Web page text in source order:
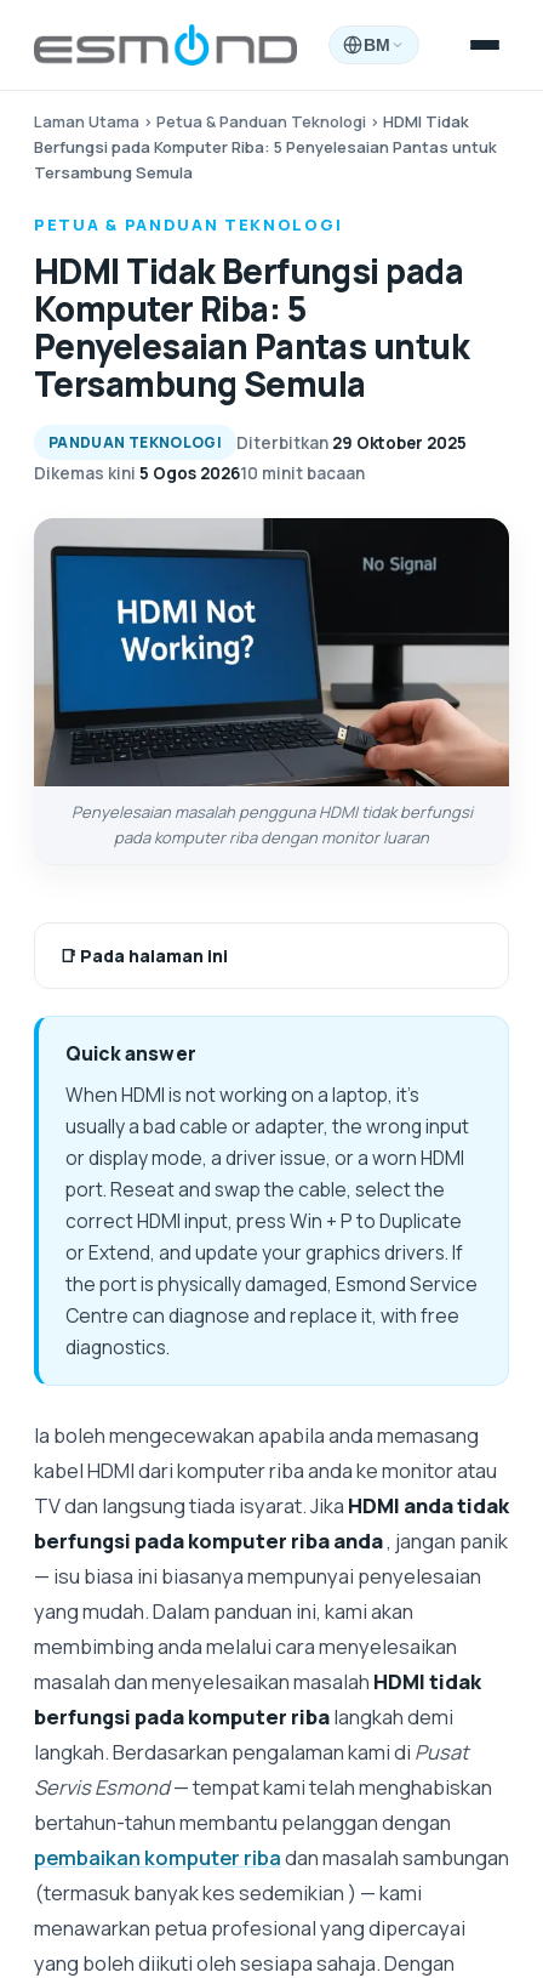
BM
Laman Utama › Petua & Panduan Teknologi › HDMI Tidak
Berfungsi pada Komputer Riba: 5 Penyelesaian Pantas untuk
Tersambung Semula
PETUA & PANDUAN TEKNOLOGI
HDMI Tidak Berfungsi pada
Komputer Riba: 5
Penyelesaian Pantas untuk
Tersambung Semula
PANDUAN TEKNOLOGI Diterbitkan 29 Oktober 2025
Dikemas kini 5 Ogos 202610 minit bacaan
Penyelesaian masalah pengguna HDMI tidak berfungsi
pada komputer riba dengan monitor luaran
📑 Pada halaman ini
Quick answer
When HDMI is not working on a laptop, it's
usually a bad cable or adapter, the wrong input
or display mode, a driver issue, or a worn HDMI
port. Reseat and swap the cable, select the
correct HDMI input, press Win + P to Duplicate
or Extend, and update your graphics drivers. If
the port is physically damaged, Esmond Service
Centre can diagnose and replace it, with free
diagnostics.
Ia boleh mengecewakan apabila anda memasang
kabel HDMI dari komputer riba anda ke monitor atau
TV dan langsung tiada isyarat. Jika HDMI anda tidak
berfungsi pada komputer riba anda, jangan panik
— isu biasa ini biasanya mempunyai penyelesaian
yang mudah. ​​Dalam panduan ini, kami akan
membimbing anda melalui cara menyelesaikan
masalah dan menyelesaikan masalah HDMI tidak
berfungsi pada komputer ribalangkah demi
langkah. Berdasarkan pengalaman kami di Pusat
Servis Esmond— tempat kami telah menghabiskan
bertahun-tahun membantu pelanggan dengan
pembaikan komputer ribadan masalah sambungan
(termasuk banyak kes sedemikian ) — kami
menawarkan petua profesional yang dipercayai
yang boleh diikuti oleh sesiapa sahaja. Dengan